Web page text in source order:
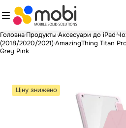
Головна Продукты Аксесуари до iPad
(2018/2020/2021)AmazingThing Titan
Grey Pink
Ціну знижено